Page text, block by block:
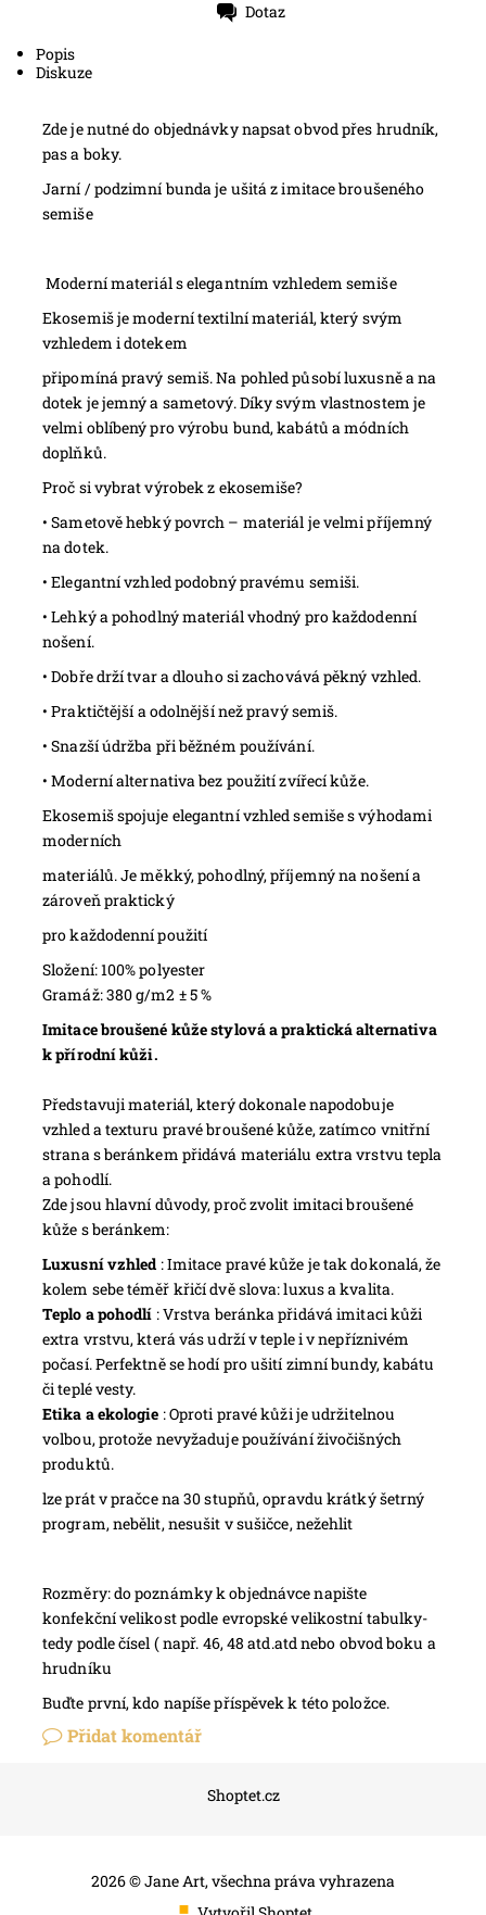
Dotaz
Popis
Diskuze
Zde je nutné do objednávky napsat obvod přes hrudník,
pas a boky.
Jarní / podzimní bunda je ušitá z imitace broušeného
semiše
Moderní materiál s elegantním vzhledem semiše
Ekosemiš je moderní textilní materiál, který svým
vzhledem i dotekem
připomíná pravý semiš. Na pohled působí luxusně a na
dotek je jemný a sametový. Díky svým vlastnostem je
velmi oblíbený pro výrobu bund,kabátů a módních
doplňků.
Proč si vybrat výrobek z ekosemiše?
•Sametově hebký povrch – materiál je velmi příjemný
na dotek.
•Elegantní vzhled podobný pravému semiši.
•Lehký a pohodlný materiál vhodný pro každodenní
nošení.
•Dobře drží tvar a dlouho si zachovává pěkný vzhled.
•Praktičtější a odolnější než pravý semiš.
•Snazší údržba při běžném používání.
•Moderní alternativa bez použití zvířecí kůže.
Ekosemiš spojuje elegantní vzhled semiše s výhodami
moderních
materiálů. Je měkký, pohodlný, příjemný na nošení a
zároveň praktický
pro každodenní použití
Složení: 100% polyester
Gramáž: 380 g/m2 ± 5 %
Imitace broušené kůže stylová a praktická alternativa
k přírodní kůži.
Představuji materiál, který dokonale napodobuje
vzhled a texturu pravé broušené kůže, zatímco vnitřní
strana s beránkem přidává materiálu extra vrstvu tepla
a pohodlí.
Zde jsou hlavní důvody, proč zvolit imitaci broušené
kůže s beránkem:
Luxusní vzhled : Imitace pravé kůže je tak dokonalá, že
kolem sebe téměř křičí dvě slova: luxus a kvalita.
Teplo a pohodlí : Vrstva beránka přidává imitaci kůži
extra vrstvu, která vás udrží v teple i v nepříznivém
počasí. Perfektně se hodí pro ušití zimní bundy, kabátu
či teplé vesty.
Etika a ekologie : Oproti pravé kůži je udržitelnou
volbou, protože nevyžaduje používání živočišných
produktů.
lze prát v pračce na 30 stupňů, opravdu krátký šetrný
program, nebělit, nesušit v sušičce, nežehlit
Rozměry: do poznámky k objednávce napište
konfekční velikost podle evropské velikostní tabulky-
tedy podle čísel ( např. 46, 48 atd.atd nebo obvod boku a
hrudníku
Buďte první, kdo napíše příspěvek k této položce.
Přidat komentář
Shoptet.cz
2026 © Jane Art, všechna práva vyhrazena